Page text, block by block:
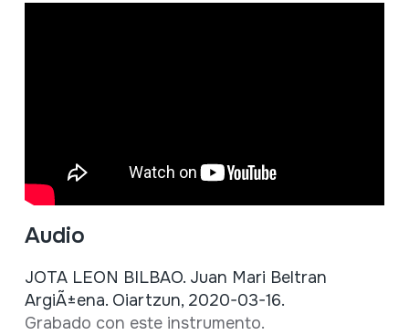
Audio
JOTA LEON BILBAO. Juan Mari Beltran
ArgiÃ±ena. Oiartzun, 2020-03-16.
Grabado con este instrumento.